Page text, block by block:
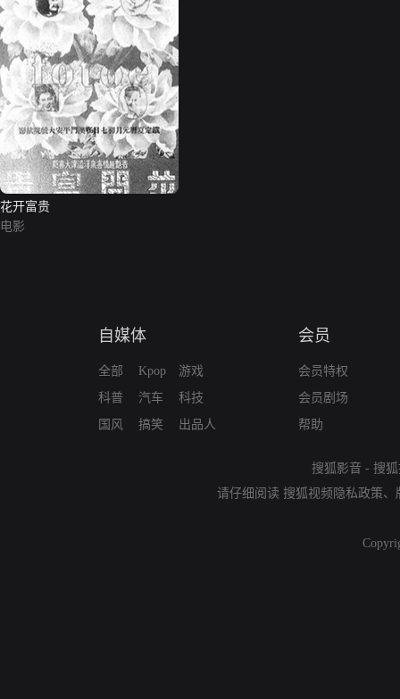
花开富贵
电影
自媒体
全部
科普
国风
Kpop
汽车
搞笑
游戏
科技
出品人
会员
会员特权
会员剧场
帮助
搜狐影音 - 搜
请仔细阅读 搜狐视频隐私政策、